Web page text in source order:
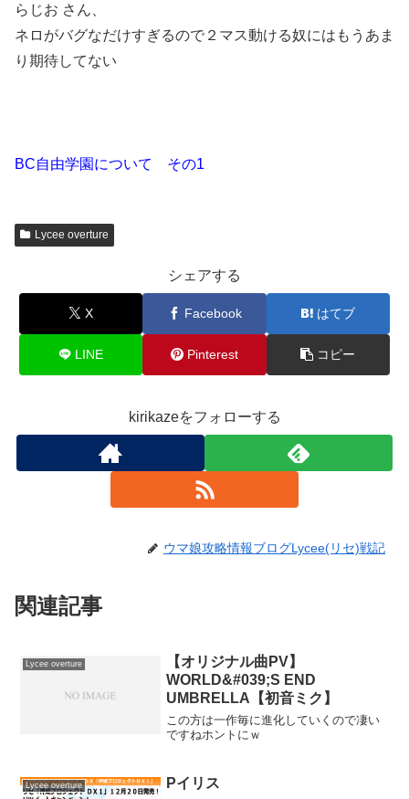
らじお さん、
ネロがバグなだけすぎるので２マス動ける奴にはもうあま
り期待してない
BC自由学園について その1
Lycee overture
シェアする
X Facebook はてブ
LINE Pinterest コピー
kirikazeをフォローする
ウマ娘攻略情報ブログLycee(リセ)戦記
関連記事
Lycee overture
【オリジナル曲PV】
WORLD&#039;S END
UMBRELLA【初音ミク】
この方は一作毎に進化していくので凄い
ですねホントにｗ
Lycee overture Pイリス